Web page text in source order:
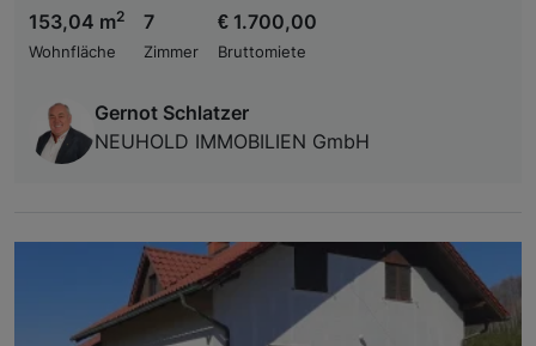
153,04 m2
Wohnfläche
7
Zimmer
€ 1.700,00
Bruttomiete
Gernot Schlatzer
NEUHOLD IMMOBILIEN GmbH
und der Performance von Inhalten,